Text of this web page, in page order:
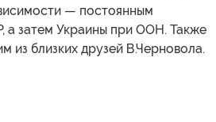
— постоянным
а затем Украины при ООН. Также
из близких друзей В.Черновола.